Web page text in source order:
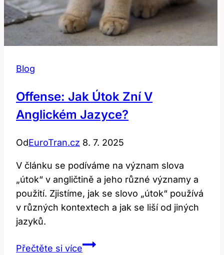
Blog
Offense: Jak Útok Zní V
Anglickém Jazyce?
OdEuroTran.cz 8. 7. 2025
V článku se podíváme na význam slova
„útok“ v angličtině a jeho různé významy a
použití. Zjistíme, jak se slovo „útok“ používá
v různých kontextech a jak se liší od jiných
jazyků.
Přečtěte si víceOffense: